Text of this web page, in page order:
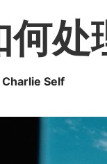
何处
Charlie Self